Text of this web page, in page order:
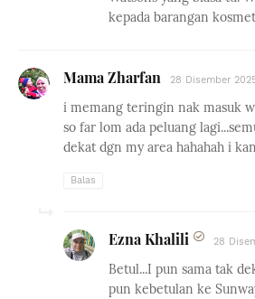
kepada barangan
Mama Zharfan 28 Disember
i memang teringin nak masuk
so far lom ada peluang
dekat dgn my area hahahah i
Balas
Ezna Khalili 28
Betul...I pun sama tak
pun kebetulan ke